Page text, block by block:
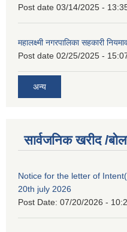
Post date 03/14/2025 -
महालक्ष्मी नगरपालिका सहकारी
Post date 02/25/2025 -
अन्य
सार्वजनिक खरीद /
Notice for the letter of
20th july 2026
Post Date: 07/20/2026 -